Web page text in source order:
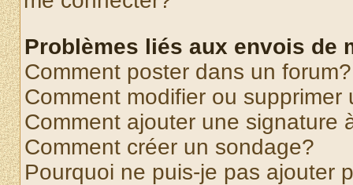
Problèmes liés aux envois de
Comment poster dans un forum?
Comment modifier ou supprimer
Comment ajouter une signature
Comment créer un sondage?
Pourquoi ne puis-je pas ajouter